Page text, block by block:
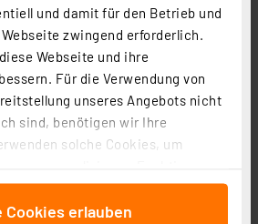
und damit für den Betrieb und
zwingend erforderlich.
Webseite und ihre
Für die Verwendung von
unseres Angebots nicht
sind, benötigen wir Ihre
solche Cookies, um
zu können und die Zugriffe
analysieren. Außerdem geben
Cookies erlauben
Home Wandtaster – 6-fach, 230 V,
80.55 CHF
zzgl. MwSt.